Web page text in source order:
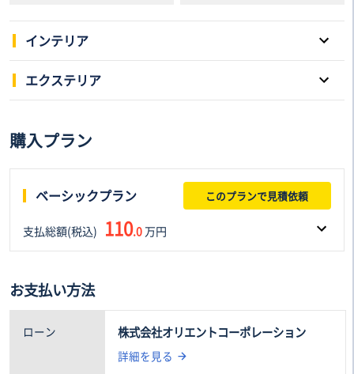
インテリア
パワーウインドウ
スマートキー 本革シート
3列シート
フルフラットシート 後席モニター
シートヒーター シートエアコン
ウォークスルー
エクステリア
アルミホイール
エアロパーツ アダプティプヘッドライト
フロントフォグランプ
購入プラン
ベーシックプラン このプランで見積依頼
支払総額(税込) 110.0万円
94.0万円
お支払い方法
ローン 株式会社オリエントコーポレーション
詳細を見る